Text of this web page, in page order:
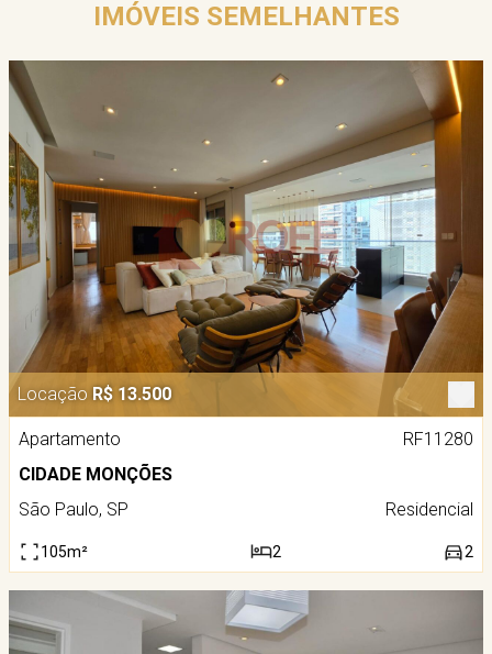
IMÓVEIS SEMELHANTES
Locação R$ 13.500
Apartamento
RF11280
CIDADE MONÇÕES
São Paulo, SP
Residencial
105m² 2 2